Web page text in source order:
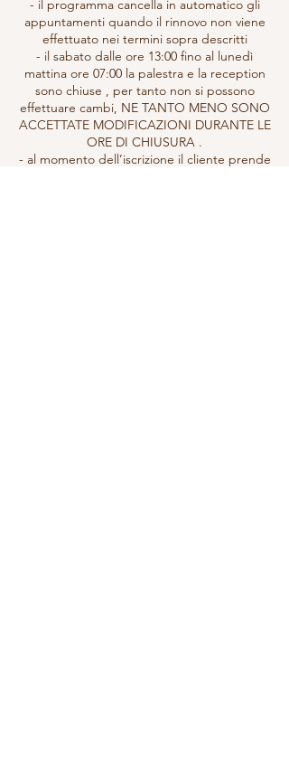
- il programma cancella in automatico gli
appuntamenti quando il rinnovo non viene
effettuato nei termini sopra descritti
- il sabato dalle ore 13:00 fino al lunedì
mattina ore 07:00 la palestra e la reception
sono chiuse , per tanto non si possono
effettuare cambi, NE TANTO MENO SONO
ACCETTATE MODIFICAZIONI DURANTE LE
ORE DI CHIUSURA .
- al momento dell’iscrizione il cliente prende